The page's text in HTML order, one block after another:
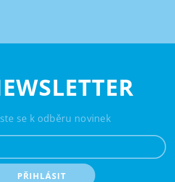
se k odběru novinek
PŘIHLÁSIT